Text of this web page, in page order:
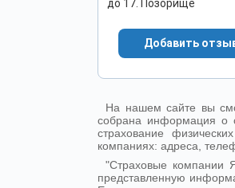
до 17. Позорище
Добавить
На нашем сайте вы
собрана информация о
страхование
компаниях: адреса,
"Страховые компании
представленную